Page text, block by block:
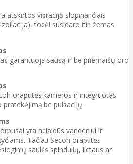
atskirtos vibraciją slopinančiais
todėl susidaro itin žemas
garantuoja sausą ir be priemaišų oro
orapūtės kameros ir integruotas
pratekėjimą be pulsacijų.
yra nelaidūs vandeniui ir
Tačiau Secoh orapūtės
saulės spindulių, lietaus ar